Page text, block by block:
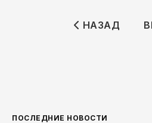
ПРЕДЫДУЩИЙ:
НАЗАД
ПОСЛЕДНИЕ НОВОСТИ